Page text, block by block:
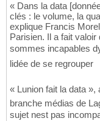
« Dans la data
clés : le volume, la
explique Francis
Parisien. Il a fait
sommes incapables
lidée de se regrouper
« Lunion fait la data
branche médias de
sujet nest pas